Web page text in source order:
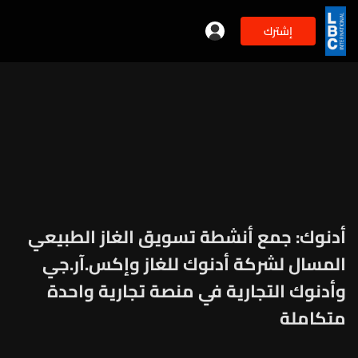
إشترك
أدنوك: جمع أنشطة تسويق الغاز الطبيعي
المسال لشركة أدنوك للغاز وإكس.آر.جي
وأدنوك التجارية في منصة تجارية واحدة
متكاملة